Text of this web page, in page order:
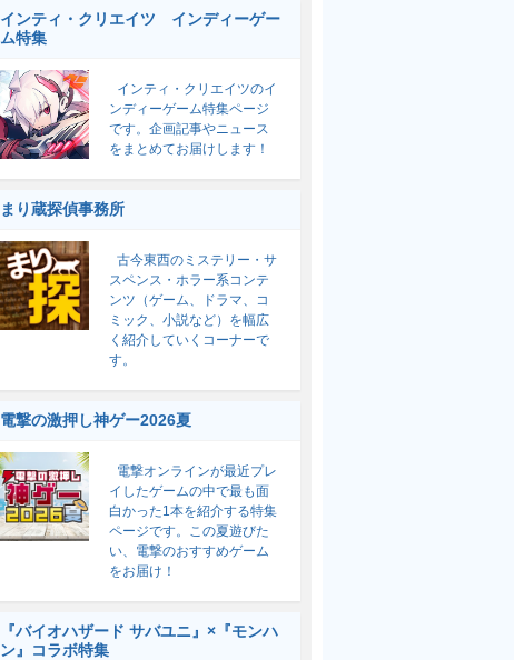
インティ・クリエイツ インディーゲー
ム特集
インティ・クリエイツのイ
ンディーゲーム特集ページ
です。企画記事やニュース
をまとめてお届けします！
まり蔵探偵事務所
古今東西のミステリー・サ
スペンス・ホラー系コンテ
ンツ（ゲーム、ドラマ、コ
ミック、小説など）を幅広
く紹介していくコーナーで
す。
電撃の激押し神ゲー2026夏
電撃オンラインが最近プレ
イしたゲームの中で最も面
白かった1本を紹介する特集
ページです。この夏遊びた
い、電撃のおすすめゲーム
をお届け！
『バイオハザード サバユニ』×『モンハ
ン』コラボ特集